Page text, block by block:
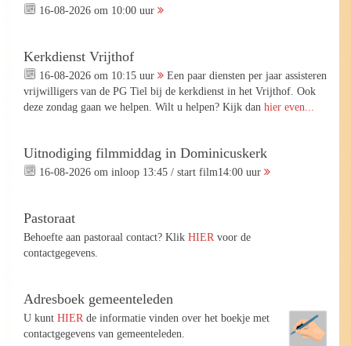
16-08-2026 om 10:00 uur
Kerkdienst Vrijthof
16-08-2026 om 10:15 uur
Een paar diensten per jaar assisteren
vrijwilligers van de PG Tiel bij de kerkdienst in het Vrijthof. Ook
deze zondag gaan we helpen. Wilt u helpen? Kijk dan hier even...
Uitnodiging filmmiddag in Dominicuskerk
16-08-2026 om inloop 13:45 / start film14:00 uur
Pastoraat
Behoefte aan pastoraal contact? Klik HIER voor de
contactgegevens.
Adresboek gemeenteleden
U kunt HIER de informatie vinden over het boekje met
contactgegevens van gemeenteleden.